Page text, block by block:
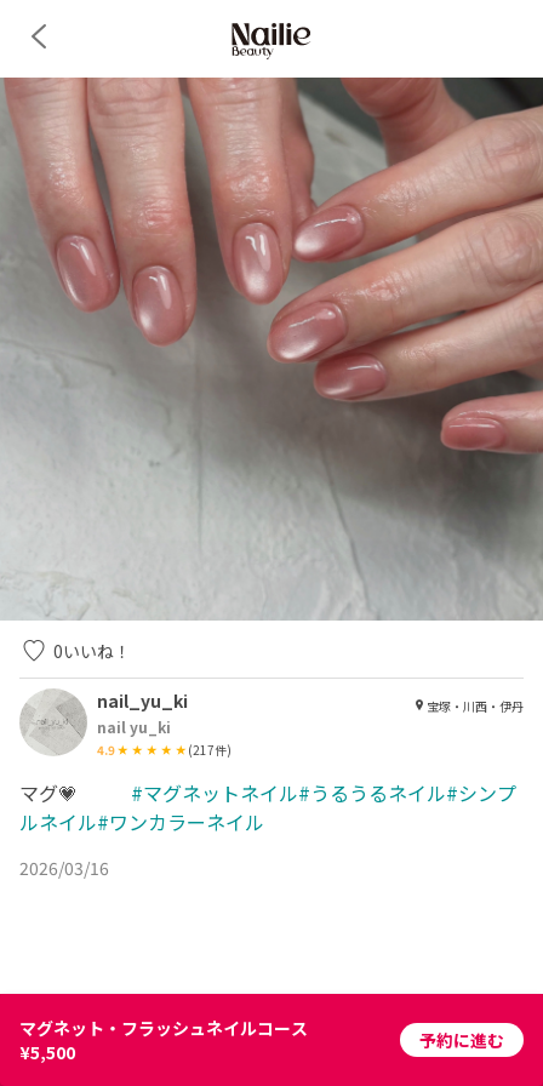
0いいね！
nail_yu_ki
nail yu_ki
4.9 (217件)
宝塚・川西・伊丹
マグ💗 #マグネットネイル#うるうるネイル#シンプ
ルネイル#ワンカラーネイル
2026/03/16
マグネット・フラッシュネイルコース
¥5,500
予約に進む